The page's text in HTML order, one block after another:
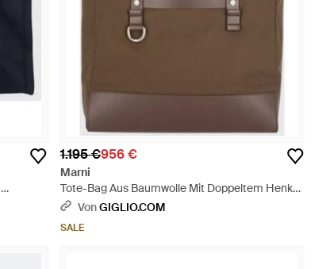
1.195 €956 €
Marni
Tote-Bag Aus Baumwolle Mit Doppeltem Henkel
Und Kontrastierenden Ledereinsätzen - Braun
VonGIGLIO.COM
SALE